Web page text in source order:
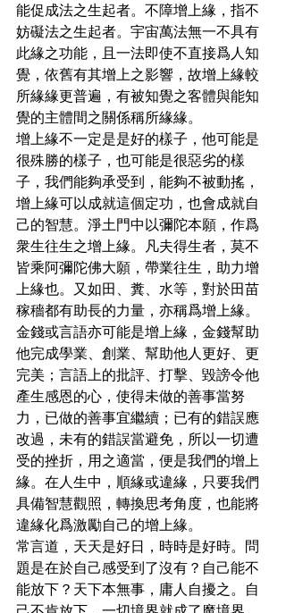
能促成法之生起者。不障增上緣，指不
妨礙法之生起者。宇宙萬法無一不具有
此緣之功能，且一法即使不直接爲人知
覺，依舊有其增上之影響，故增上緣較
所緣緣更普遍，有被知覺之客體與能知
覺的主體間之關係稱所緣緣。
增上緣不一定是是好的樣子，他可能是
很殊勝的樣子，也可能是很惡劣的樣
子，我們能夠承受到，能夠不被動搖，
增上緣可以成就這個定功，也會成就自
己的智慧。淨土門中以彌陀本願，作爲
衆生往生之增上緣。凡夫得生者，莫不
皆乘阿彌陀佛大願，帶業往生，助力增
上緣也。又如田、糞、水等，對於田苗
稼穡都有助長的力量，亦稱爲增上緣。
金錢或言語亦可能是增上緣，金錢幫助
他完成學業、創業、幫助他人更好、更
完美；言語上的批評、打擊、毀謗令他
產生感恩的心，使得未做的善事當努
力，已做的善事宜繼續；已有的錯誤應
改過，未有的錯誤當避免，所以一切遭
受的挫折，用之適當，便是我們的增上
緣。在人生中，順緣或違緣，只要我們
具備智慧觀照，轉換思考角度，也能將
違緣化爲激勵自己的增上緣。
常言道，天天是好日，時時是好時。問
題是在於自己感受到了沒有？自己能不
能放下？天下本無事，庸人自擾之。自